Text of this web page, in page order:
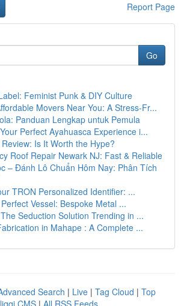
Report Page
Go
Feminist Punk & DIY Culture
Movers Near You: A Stress-Fr...
Panduan Lengkap untuk Pemula
Perfect Ayahuasca Experience i...
Is It Worth the Hype?
Roof Repair Newark NJ: Fast & Reliable
– Đánh Lô Chuẩn Hôm Nay: Phân Tích
TRON Personalized Identifier: ...
Vessel: Bespoke Metal ...
Seduction Solution Trending in ...
in Mahape : A Complete ...
Search | Live | Tag Cloud | Top
CMS | All RSS Feeds